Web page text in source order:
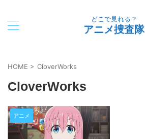
どこで見れる？
アニメ捜査隊
HOME > CloverWorks
CloverWorks
アニメ